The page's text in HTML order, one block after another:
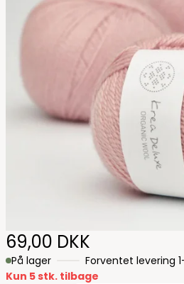
69,00 DKK
På lager
Forventet levering
Kun 5 stk. tilbage